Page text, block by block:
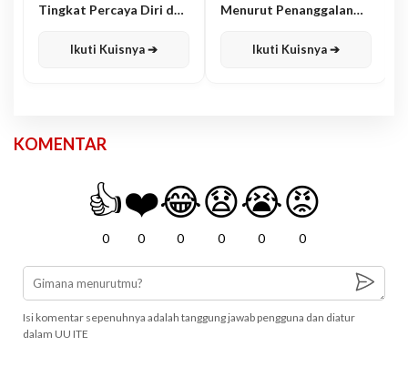
Tingkat Percaya Diri dan
Ikuti Kuisnya ➔
Menurut Penanggalan
Ikuti Kuisnya ➔
KOMENTAR
👍
0
❤️
0
😂
0
😧
0
😭
0
😡
0
Isi komentar sepenuhnya adalah tanggung jawab pengguna dan diatur
dalam UU ITE